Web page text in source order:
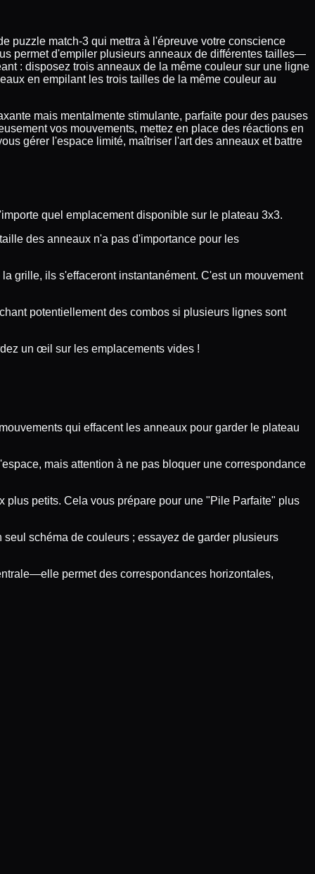
puzzle match-3 qui mettra à l'épreuve votre conscience
permet d'empiler plusieurs anneaux de différentes tailles—
: disposez trois anneaux de la même couleur sur une ligne
en empilant les trois tailles de la même couleur au
mais mentalmente stimulante, parfaite pour des pauses
vos mouvements, mettez en place des réactions en
gérer l'espace limité, maîtriser l'art des anneaux et battre
quel emplacement disponible sur le plateau 3x3.
des anneaux n'a pas d'importance pour les
grille, ils s'effaceront instantanément. C'est un mouvement
potentiellement des combos si plusieurs lignes sont
un œil sur les emplacements vides !
qui effacent les anneaux pour garder le plateau
mais attention à ne pas bloquer une correspondance
petits. Cela vous prépare pour une "Pile Parfaite" plus
schéma de couleurs ; essayez de garder plusieurs
permet des correspondances horizontales,